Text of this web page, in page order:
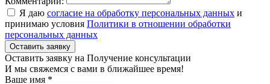
Я даю согласие на обработку персональных данных и
принимаю условия Политики в отношении обработки
персональных данных
Оставить заявку
Оставить заявку на Получение консультации
И мы свяжемся с вами в ближайшее время!
Ваше имя *